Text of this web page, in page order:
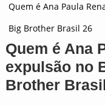
Quem é Ana Paula
Big Brother Brasil 26
Quem é Ana
expulsão no
Brother